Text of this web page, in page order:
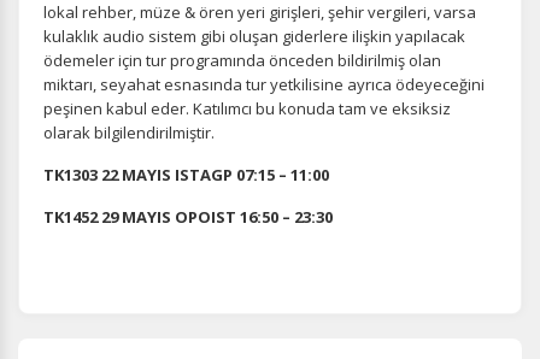
lokal rehber, müze & ören yeri girişleri, şehir vergileri, varsa
kulaklık audio sistem gibi oluşan giderlere ilişkin yapılacak
ödemeler için tur programında önceden bildirilmiş olan
miktarı, seyahat esnasında tur yetkilisine ayrıca ödeyeceğini
peşinen kabul eder. Katılımcı bu konuda tam ve eksiksiz
olarak bilgilendirilmiştir.
TK1303 22 MAYIS ISTAGP 07:15 – 11:00
TK1452 29 MAYIS OPOIST 16:50 – 23:30